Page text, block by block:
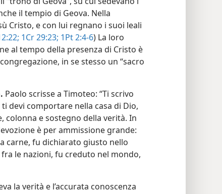
il tempio di Geova. Nella
Cristo, e con lui regnano i suoi leali
1Cr 29:23; 1Pt 2:4-6) La loro
al tempo della presenza di Cristo è
in se stesso un “sacro
Paolo scrisse a Timoteo: “Ti scrivo
devi comportare nella casa di Dio,
colonna e sostegno della verità. In
è per ammissione grande:
carne, fu dichiarato giusto nello
le nazioni, fu creduto nel mondo,
la verità e l’accurata conoscenza